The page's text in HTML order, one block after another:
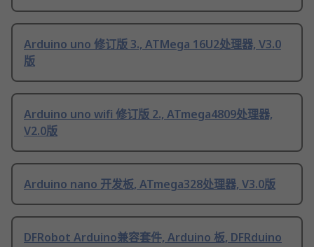
Arduino uno 修订版 3., ATMega 16U2处理器, V3.0
版
Arduino uno wifi 修订版 2., ATmega4809处理器,
V2.0版
Arduino nano 开发板, ATmega328处理器, V3.0版
DFRobot Arduino兼容套件, Arduino 板, DFRduino